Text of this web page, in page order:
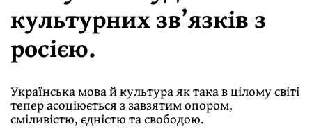
культурних зв’язків з
росією.
Українська мова й культура як така в цілому світі
тепер асоціюється з завзятим опором,
сміливістю, єдністю та свободою.